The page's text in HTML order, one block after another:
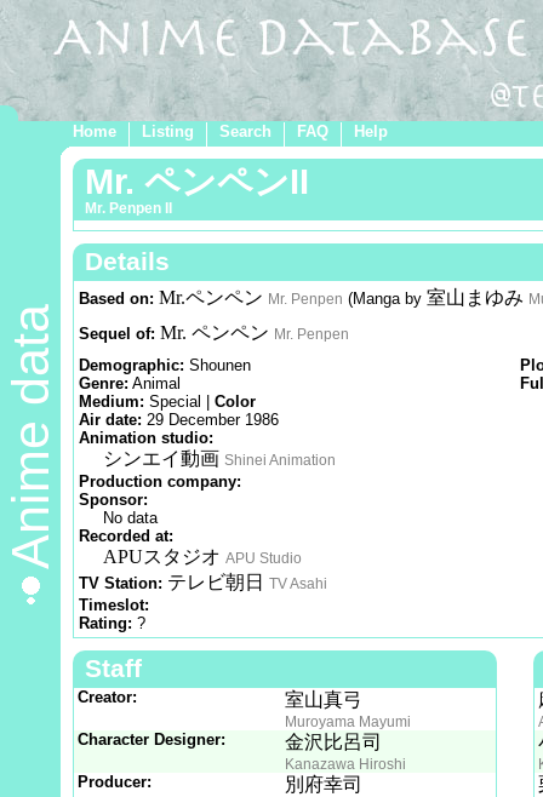
Home Listing Search FAQ Help
Anime data
Mr. ペンペンII
Mr. Penpen II
Details
Based on: Mr.ペンペン Mr. Penpen (Manga by 室山まゆみ
Sequel of: Mr. ペンペン Mr. Penpen
Demographic: Shounen
Genre: Animal
Medium: Special | Color
Air date: 29 December 1986
Animation studio:
シンエイ動画 Shinei Animation
Production company:
Sponsor:
No data
Recorded at:
APUスタジオ APU Studio
TV Station: テレビ朝日 TV Asahi
Timeslot:
Rating: ?
Staff
Creator: 室山真弓
Muroyama Mayumi
Character Designer: 金沢比呂司
Kanazawa Hiroshi
Producer: 別府幸司